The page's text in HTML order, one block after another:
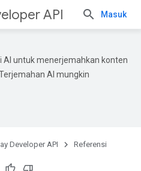
API Masuk
AI untuk menerjemahkan konten
AI mungkin
Developer API Referensi